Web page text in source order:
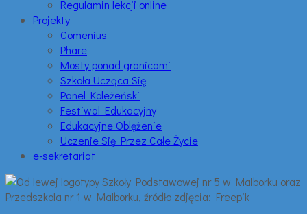
Regulamin lekcji online
Projekty
Comenius
Phare
Mosty ponad granicami
Szkoła Ucząca Się
Panel Koleżeński
Festiwal Edukacyjny
Edukacyjne Oblężenie
Uczenie Się Przez Całe Życie
e-sekretariat